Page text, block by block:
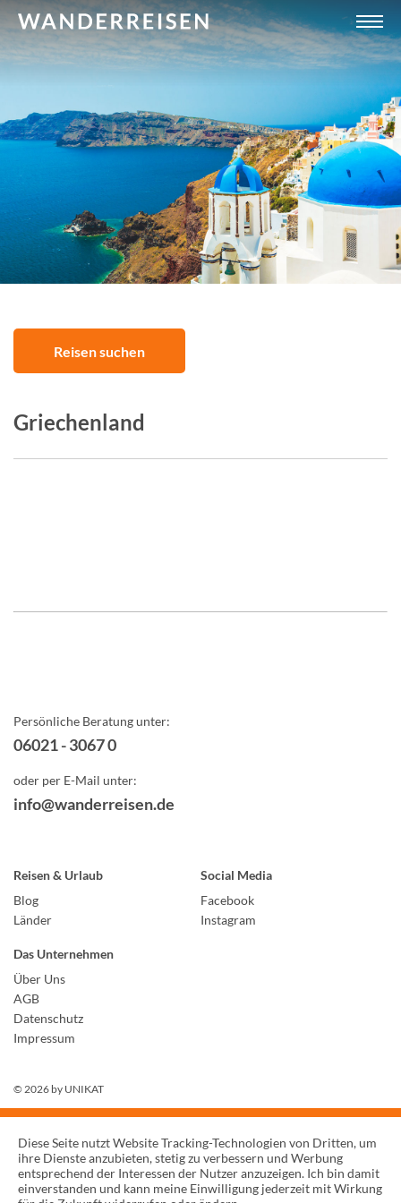
Griechenland
Reisen suchen
Persönliche Beratung unter:
06021 - 3067 0
oder per E-Mail unter:
info@wanderreisen.de
Reisen & Urlaub
Blog
Länder
Social Media
Facebook
Instagram
Das Unternehmen
Über Uns
AGB
Datenschutz
Impressum
© 2026 by UNIKAT
Diese Seite nutzt Website Tracking-Technologien von Dritten, um
ihre Dienste anzubieten, stetig zu verbessern und Werbung
entsprechend der Interessen der Nutzer anzuzeigen. Ich bin damit
einverstanden und kann meine Einwilligung jederzeit mit Wirkung